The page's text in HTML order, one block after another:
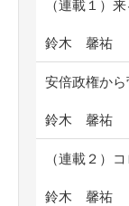
（連載１）
鈴木 馨祐
安倍政権か
鈴木 馨祐
（連載２）
鈴木 馨祐